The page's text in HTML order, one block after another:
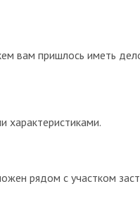
вам пришлось иметь
характеристиками.
рядом с участком